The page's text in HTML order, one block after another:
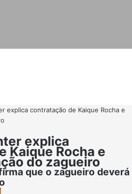
explica contratação de Kaique Rocha e
explica
Kaique Rocha e
do zagueiro
que o zagueiro deverá